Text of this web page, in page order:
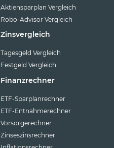
Aktiensparplan Vergleich
Robo-Advisor Vergleich
Zinsvergleich
Tagesgeld Vergleich
Festgeld Vergleich
Finanzrechner
ETF-Sparplanrechner
ETF-Entnahmerechner
Vorsorgerechner
Zinseszinsrechner